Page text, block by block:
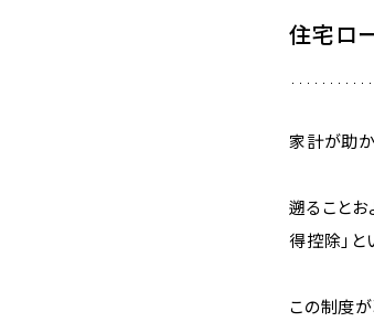
住宅ロ
家計が助
遡ること
得控除」と
この制度